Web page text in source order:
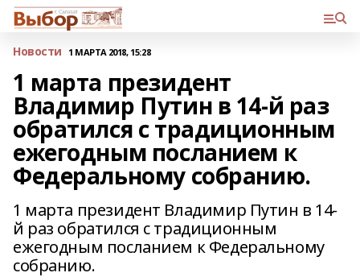
Новости 1 МАРТА 2018, 15:28
1 марта президент
Владимир Путин в 14-й раз
обратился с традиционным
ежегодным посланием к
Федеральному собранию.
1 марта президент Владимир Путин в 14-
й раз обратился с традиционным
ежегодным посланием к Федеральному
собранию.